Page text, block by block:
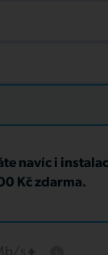
navíc i
Kč zdarma.